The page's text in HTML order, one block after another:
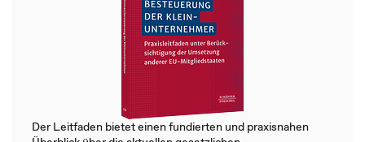
Der Leitfaden bietet einen fundierten und praxisnahen